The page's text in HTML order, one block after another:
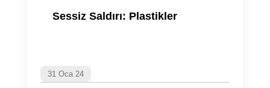
Sessiz Saldırı: Plastikler
31 Oca 24